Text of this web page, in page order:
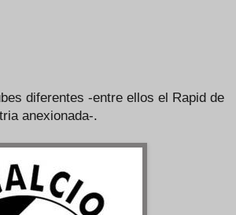
diferentes -entre ellos el Rapid de
anexionada-.